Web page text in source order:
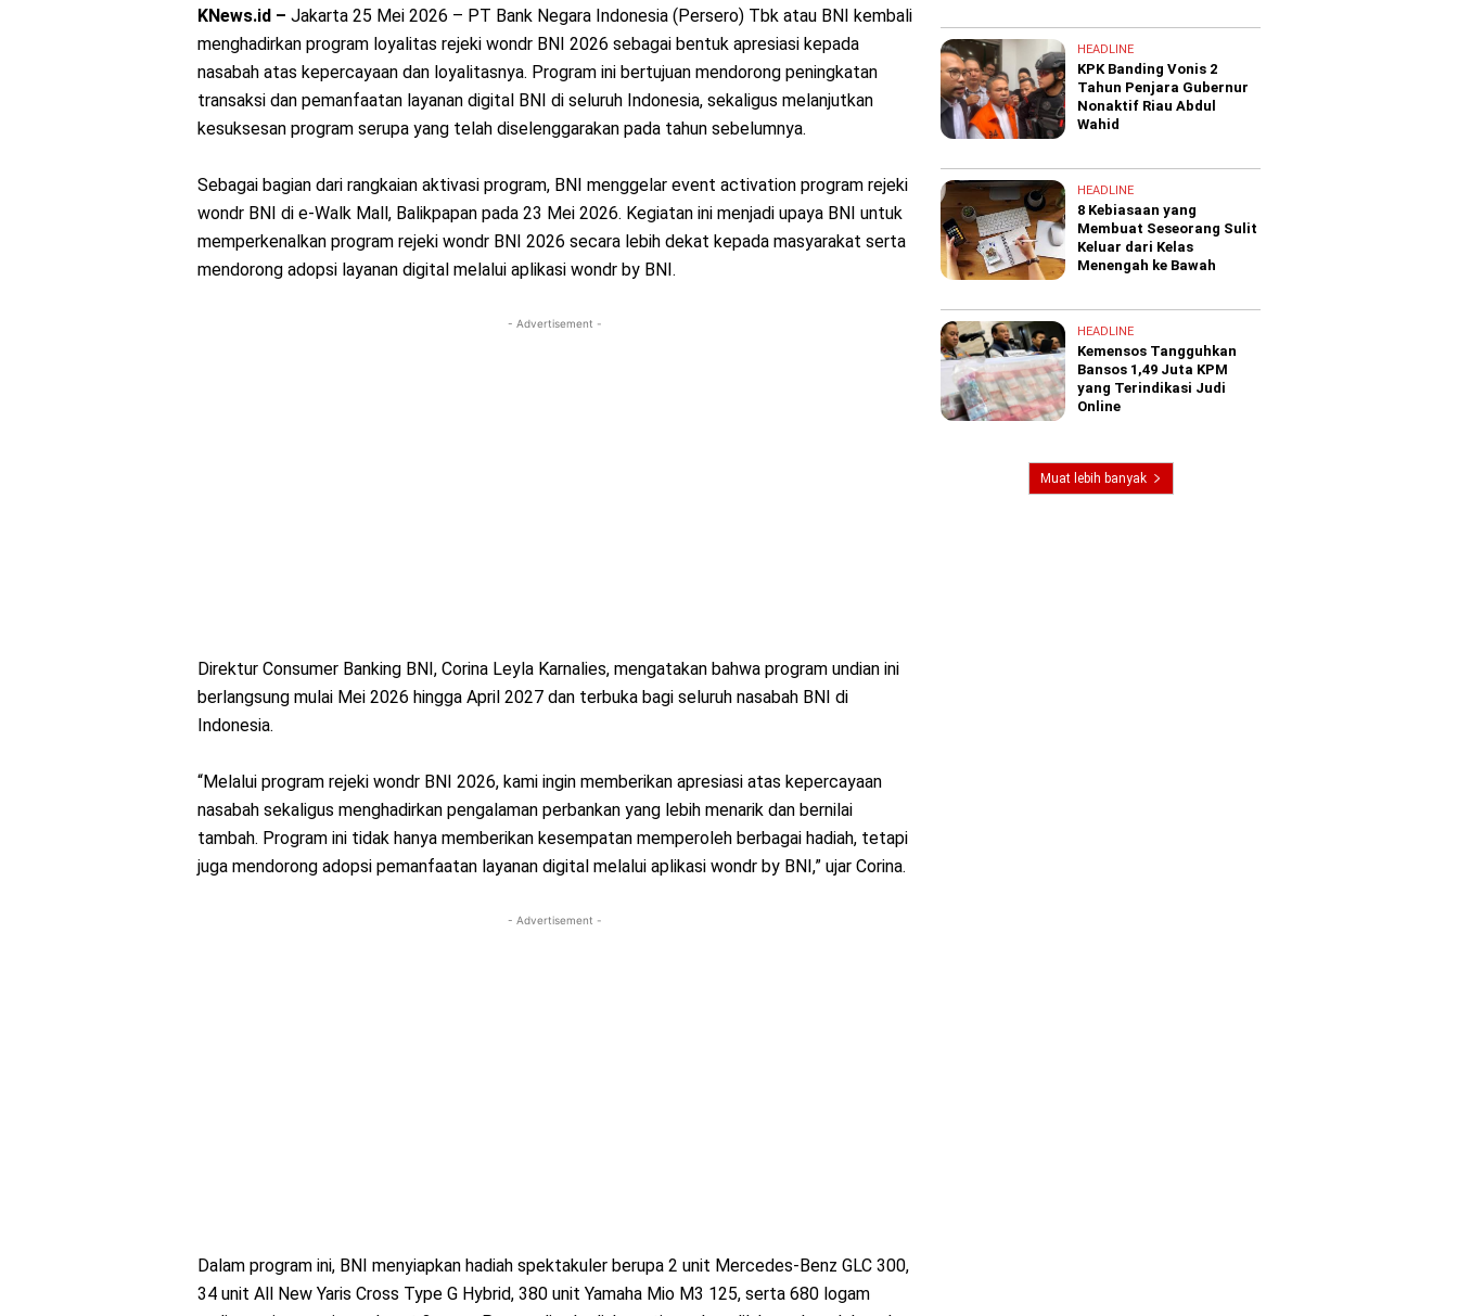
KNews.id – Jakarta 25 Mei 2026 – PT Bank Negara Indonesia (Persero) Tbk atau BNI kembali
menghadirkan program loyalitas rejeki wondr BNI 2026 sebagai bentuk apresiasi kepada
nasabah atas kepercayaan dan loyalitasnya. Program ini bertujuan mendorong peningkatan
transaksi dan pemanfaatan layanan digital BNI di seluruh Indonesia, sekaligus melanjutkan
kesuksesan program serupa yang telah diselenggarakan pada tahun sebelumnya.
Sebagai bagian dari rangkaian aktivasi program, BNI menggelar event activation program rejeki
wondr BNI di e-Walk Mall, Balikpapan pada 23 Mei 2026. Kegiatan ini menjadi upaya BNI untuk
memperkenalkan program rejeki wondr BNI 2026 secara lebih dekat kepada masyarakat serta
mendorong adopsi layanan digital melalui aplikasi wondr by BNI.
- Advertisement -
Direktur Consumer Banking BNI, Corina Leyla Karnalies, mengatakan bahwa program undian ini
berlangsung mulai Mei 2026 hingga April 2027 dan terbuka bagi seluruh nasabah BNI di
Indonesia.
“Melalui program rejeki wondr BNI 2026, kami ingin memberikan apresiasi atas kepercayaan
nasabah sekaligus menghadirkan pengalaman perbankan yang lebih menarik dan bernilai
tambah. Program ini tidak hanya memberikan kesempatan memperoleh berbagai hadiah, tetapi
juga mendorong adopsi pemanfaatan layanan digital melalui aplikasi wondr by BNI,” ujar Corina.
- Advertisement -
Dalam program ini, BNI menyiapkan hadiah spektakuler berupa 2 unit Mercedes-Benz GLC 300,
34 unit All New Yaris Cross Type G Hybrid, 380 unit Yamaha Mio M3 125, serta 680 logam
HEADLINE
KPK Banding Vonis 2
Tahun Penjara Gubernur
Nonaktif Riau Abdul
Wahid
HEADLINE
8 Kebiasaan yang
Membuat Seseorang Sulit
Keluar dari Kelas
Menengah ke Bawah
HEADLINE
Kemensos Tangguhkan
Bansos 1,49 Juta KPM
yang Terindikasi Judi
Online
Muat lebih banyak